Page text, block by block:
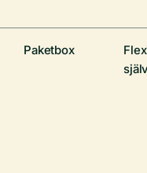
Paketbox